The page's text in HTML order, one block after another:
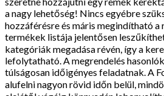
a nagy lehetőség! Nincs egyébre
hozzáférésre és máris megindítható a
termékek listája jelentősen
kategóriák megadása révén, így a
lefolytatható. A megrendelés
túlságosan időigényes feladatnak. A
alufelni nagyon rövid időn belül,